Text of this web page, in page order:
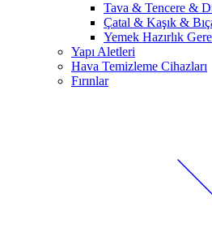
Tava & Tencere &
Çatal & Kaşık &
Yemek Hazırlık
Yapı Aletleri
Hava Temizleme Cihazları
Fırınlar